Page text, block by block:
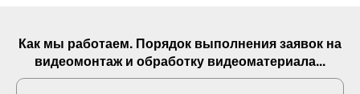
Как мы работаем. Порядок выполнениязаявок на
видеомонтаж и обработку видеоматериала...